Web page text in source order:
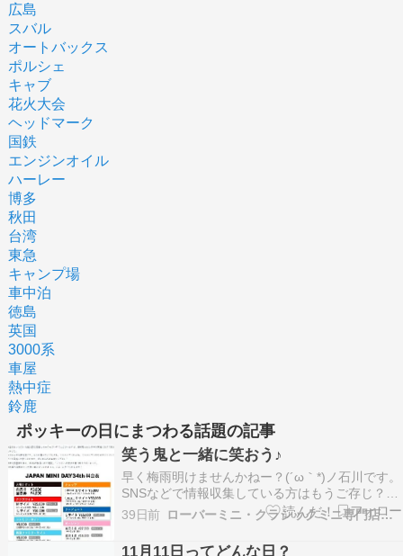
広島
スバル
オートバックス
ポルシェ
キャブ
花火大会
ヘッドマーク
国鉄
エンジンオイル
ハーレー
博多
秋田
台湾
東急
キャンプ場
車中泊
徳島
英国
3000系
車屋
熱中症
鈴鹿
ポッキーの日にまつわる話題の記事
笑う鬼と一緒に笑おう♪
早く梅雨明けませんかねー？(´ω｀*)ノ石川です。
SNSなどで情報収集している方はもうご存じ？今
年のジャパンミニデイin浜名湖の情報が流れてい
ますね。 開催日はポッキーの日の10日前。11月1
日（日）・・・の予定。今から予定表に入れてお
39日前 ローバーミニ・クラシックミニ専門店キャメルオート
11月11日ってどんな日？